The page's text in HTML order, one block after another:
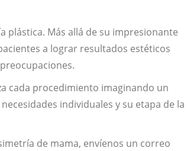
plástica. Más allá de su impresionante
a lograr resultados estéticos
cada procedimiento imaginando un
individuales y su etapa de la
de mama, envíenos un correo